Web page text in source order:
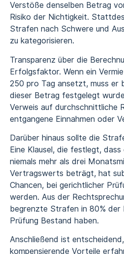
Verstöße denselben Betrag
Risiko der Nichtigkeit.
Strafen nach Schwere und
zu kategorisieren.
Transparenz über die
Erfolgsfaktor. Wenn ein
250 pro Tag ansetzt, muss er
dieser Betrag festgelegt
Verweis auf durchschnittliche
entgangene Einnahmen oder
Darüber hinaus sollte die
Eine Klausel, die festlegt,
niemals mehr als drei
Vertragswerts beträgt, hat
Chancen, bei gerichtlicher
werden. Aus der
begrenzte Strafen in 80% der
Prüfung Bestand haben.
Anschließend ist
kompensierende Vorteile